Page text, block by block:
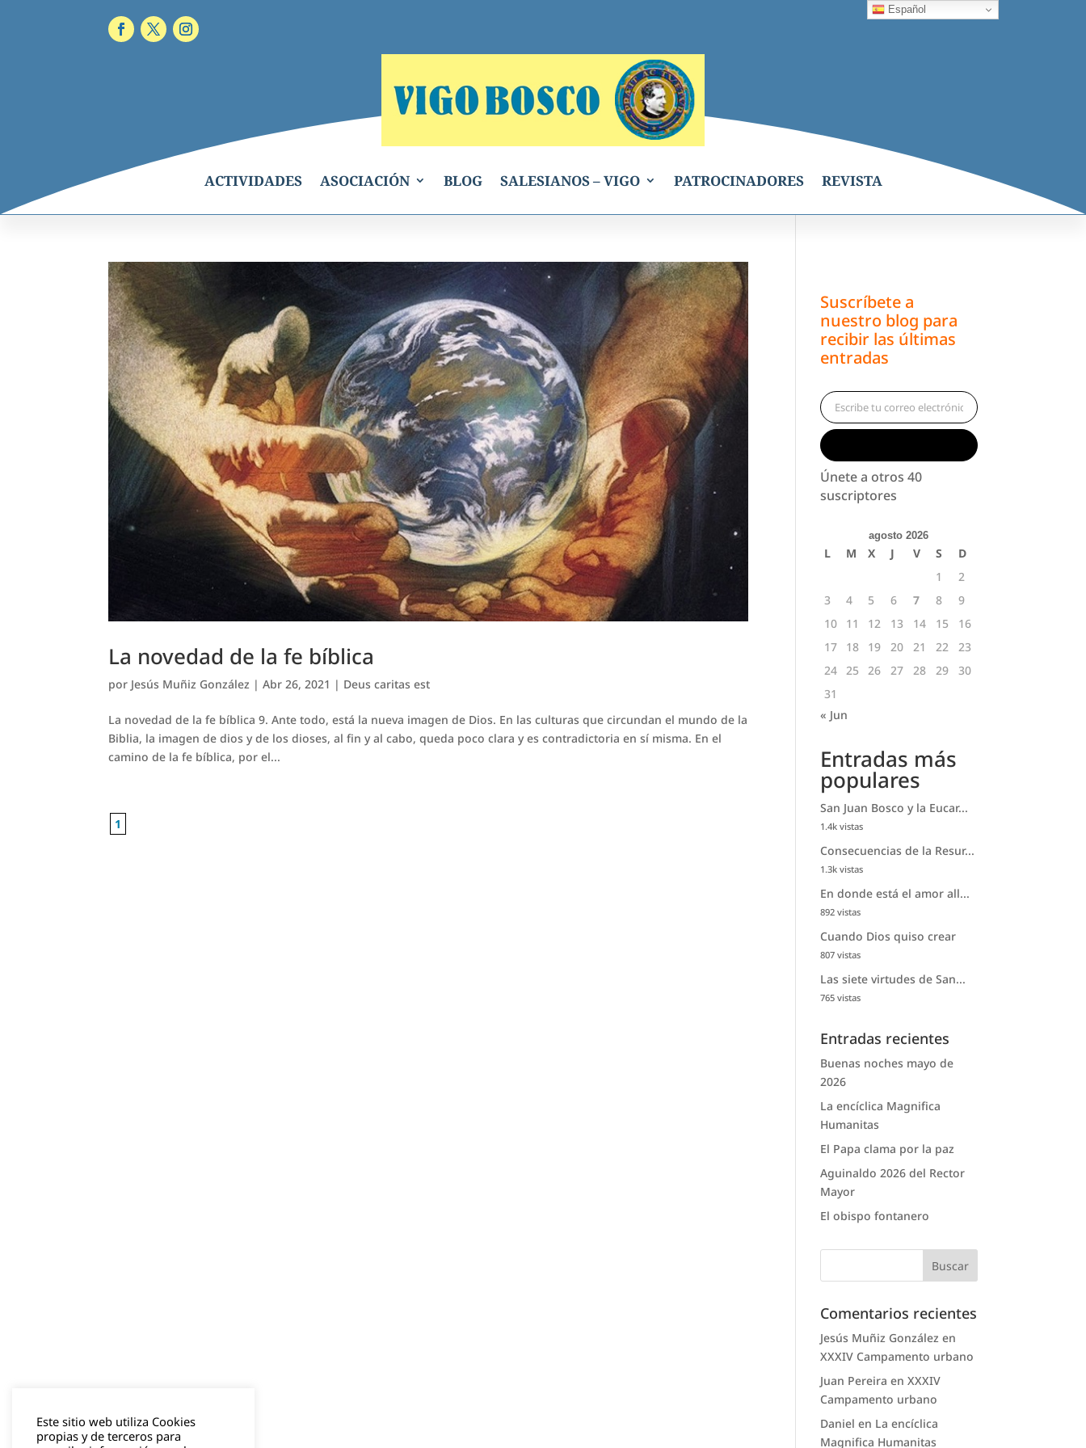
ACTIVIDADES ASOCIACIÓN BLOG SALESIANOS – VIGO PATROCINADORES REVISTA
La novedad de la fe bíblica
por Jesús Muñiz González |Abr 26, 2021 | Deus caritas est
La novedad de la fe bíblica 9. Ante todo, está la nueva imagen de Dios. En las culturas que circundan el mundo de la
Biblia, la imagen de dios y de los dioses, al fin y al cabo, queda poco clara y es contradictoria en sí misma. En el
camino de la fe bíblica, por el...
1
Suscríbete a
nuestro blog para
recibir las últimas
entradas
Escribe tu correo electrónico…
Únete a otros 40
suscriptores
agosto 2026
L M X J V S
D
1
2
3
4 5 6 7 8
9
10
11 12 13 14 15
16
17
18 19 20 21 22
23
24 25 26 27 28 29
30
31
« Jun
Entradas más
populares
San Juan Bosco y la Eucar...
1.4k vistas
Consecuencias de la Resur...
1.3k vistas
En donde está el amor all...
892 vistas
Cuando Dios quiso crear
807 vistas
Las siete virtudes de San...
765 vistas
Entradas recientes
Buenas noches mayo de
2026
La encíclica Magnifica
Humanitas
El Papa clama por la paz
Aguinaldo 2026 del Rector
Mayor
El obispo fontanero
Comentarios recientes
Jesús Muñiz González en
XXXIV Campamento urbano
Juan Pereira enXXXIV
Campamento urbano
Daniel en La encíclica
Magnifica Humanitas
Este sitio web utiliza Cookies
propias y de terceros para
Español